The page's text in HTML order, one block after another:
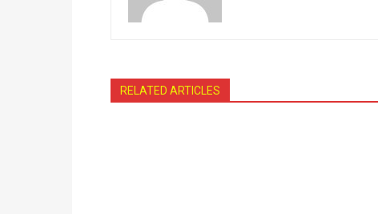
RELATED ARTICLES